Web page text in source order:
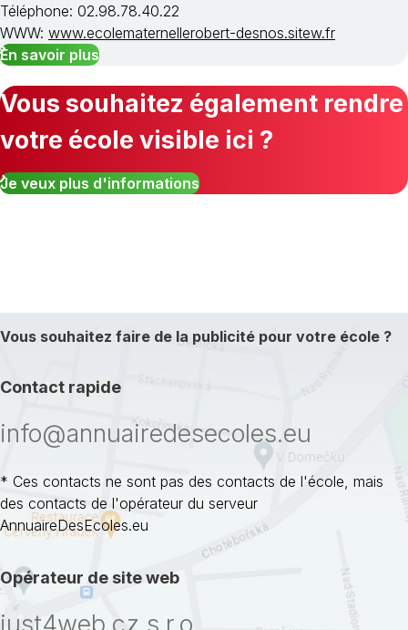
Téléphone: 02.98.78.40.22
WWW: www.ecolematernellerobert-desnos.sitew.fr
En savoir plus
Vous souhaitez également rendre
votre école visible ici ?
Je veux plus d'informations
Vous souhaitez faire de la publicité pour votre école ?
Contact rapide
info@annuairedesecoles.eu
* Ces contacts ne sont pas des contacts de l'école, mais
des contacts de l'opérateur du serveur
AnnuaireDesEcoles.eu
Opérateur de site web
just4web.cz s.r.o.